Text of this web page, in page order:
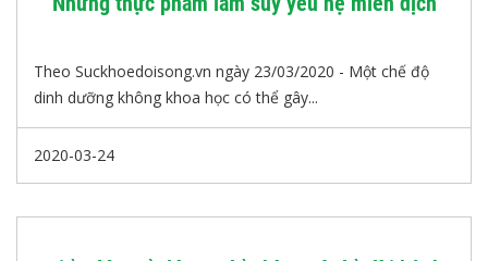
Theo Suckhoedoisong.vn ngày 23/03/2020 - Một chế độ
dinh dưỡng không khoa học có thể gây...
2020-03-24